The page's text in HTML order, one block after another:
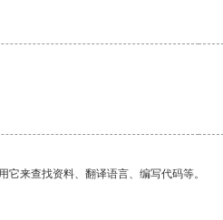
来查找资料、翻译语言、编写代码等。